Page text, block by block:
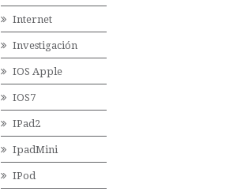
Internet
Investigación
IOS Apple
IOS7
IPad2
IpadMini
IPod